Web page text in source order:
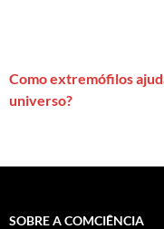
Como extremófilos
universo?
SOBRE A COMCIÊNCIA